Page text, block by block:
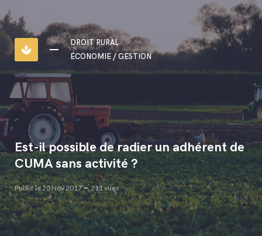
spa
DROIT RURAL
ÉCONOMIE / GESTION
Est-il possible de radier un adhérent de
CUMA sans activité ?
Publié le 20 Nov 2017 211 vues